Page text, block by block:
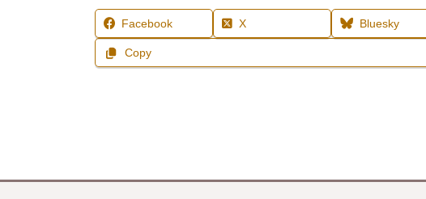
Facebook X Bluesky
Copy